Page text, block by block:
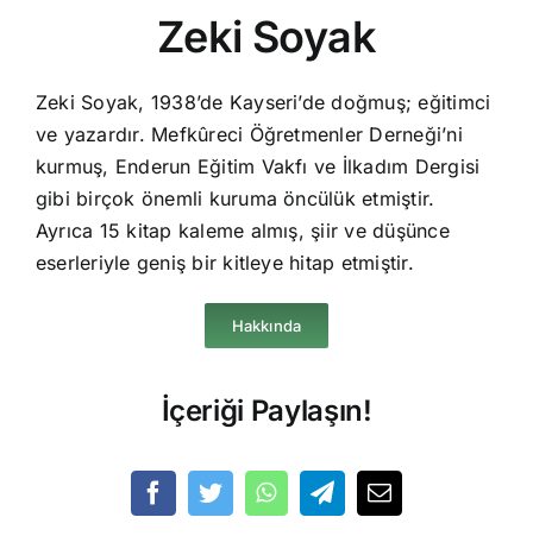
Zeki Soyak
Zeki Soyak, 1938’de Kayseri’de doğmuş; eğitimci
ve yazardır. Mefkûreci Öğretmenler Derneği’ni
kurmuş, Enderun Eğitim Vakfı ve İlkadım Dergisi
gibi birçok önemli kuruma öncülük etmiştir.
Ayrıca 15 kitap kaleme almış, şiir ve düşünce
eserleriyle geniş bir kitleye hitap etmiştir.
Hakkında
İçeriği Paylaşın!